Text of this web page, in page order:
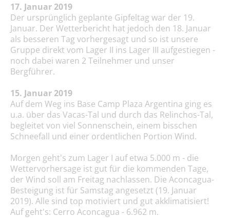
17. Januar 2019
Der ursprünglich geplante Gipfeltag war der 19.
Januar. Der Wetterbericht hat jedoch den 18. Januar
als besseren Tag vorhergesagt und so ist unsere
Gruppe direkt vom Lager II ins Lager III aufgestiegen -
noch dabei waren 2 Teilnehmer und unser
Bergführer.
15. Januar 2019
Auf dem Weg ins Base Camp Plaza Argentina ging es
u.a. über das Vacas-Tal und durch das Relinchos-Tal,
begleitet von viel Sonnenschein, einem bisschen
Schneefall und einer ordentlichen Portion Wind.
Morgen geht's zum Lager I auf etwa 5.000 m - die
Wettervorhersage ist gut für die kommenden Tage,
der Wind soll am Freitag nachlassen. Die Aconcagua-
Besteigung ist für Samstag angesetzt (19. Januar
2019). Alle sind top motiviert und gut akklimatisiert!
Auf geht's: Cerro Aconcagua - 6.962 m.